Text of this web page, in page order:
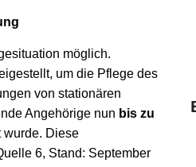
möglich.
um die Pflege des
von stationären
Angehörige nun bis zu
wurde. Diese
6, Stand: September